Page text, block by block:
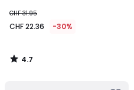
CHF 31.95
CHF 22.36 -30%
4.7
/